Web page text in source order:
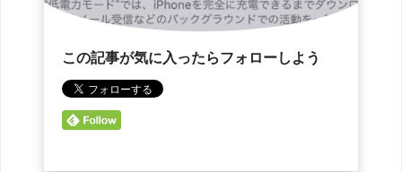
この記事が気に入ったらフォローしよう